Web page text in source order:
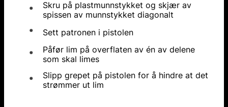
Skru på plastmunnstykket og skjær av
spissen av munnstykket diagonalt
Sett patronen i pistolen
Påfør lim på overflaten av én av delene
som skal limes
Slipp grepet på pistolen for å hindre at det
strømmer ut lim